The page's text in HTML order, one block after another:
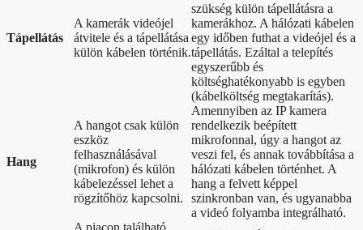
Tápellátás
A kamerák videójel
átvitele és a tápellátása
külön kábelen történik.
szükség külön tápellátásra a
kamerákhoz. A hálózati kábelen
egy időben futhat a videójel és a
tápellátás. Ezáltal a telepítés
egyszerűbb és
költséghatékonyabb is egyben
(kábelköltség megtakarítás).
Hang
A hangot csak külön
eszköz
felhasználásával
(mikrofon) és külön
kábelezéssel lehet a
rögzítőhöz kapcsolni.
Amennyiben az IP kamera
rendelkezik beépített
mikrofonnal, úgy a hangot az
veszi fel, és annak továbbítása a
hálózati kábelen történhet. A
hang a felvett képpel
szinkronban van, és ugyanabba
a videó folyamba integrálható.
A piacon található